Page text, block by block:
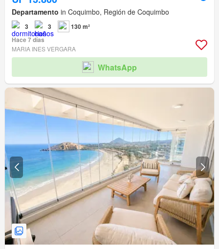
Departamento in Coquimbo, Región de Coquimbo
3 3
130 m²
Hace 7 días
MARIA INES VERGARA
WhatsApp